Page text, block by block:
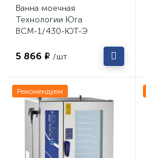
Ванна моечная
Технологии Юга
ВСМ-1/430-ЮТ-Э
5 866 ₽ /шт
Рекомендуем